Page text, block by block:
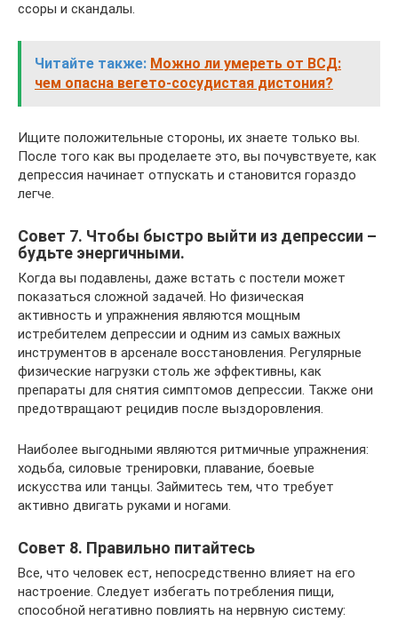
ссоры и скандалы.
Читайте также: Можно ли умереть от ВСД:
чем опасна вегето-сосудистая дистония?
Ищите положительные стороны, их знаете только вы.
После того как вы проделаете это, вы почувствуете, как
депрессия начинает отпускать и становится гораздо
легче.
Совет 7. Чтобы быстро выйти из депрессии –
будьте энергичными.
Когда вы подавлены, даже встать с постели может
показаться сложной задачей. Но физическая
активность и упражнения являются мощным
истребителем депрессии и одним из самых важных
инструментов в арсенале восстановления. Регулярные
физические нагрузки столь же эффективны, как
препараты для снятия симптомов депрессии. Также они
предотвращают рецидив после выздоровления.
Наиболее выгодными являются ритмичные упражнения:
ходьба, силовые тренировки, плавание, боевые
искусства или танцы. Займитесь тем, что требует
активно двигать руками и ногами.
Совет 8. Правильно питайтесь
Все, что человек ест, непосредственно влияет на его
настроение. Следует избегать потребления пищи,
способной негативно повлиять на нервную систему: